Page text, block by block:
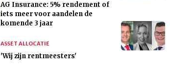
AG Insurance: 5% rendement of
iets meer voor aandelen de
komende 3 jaar
ASSET ALLOCATIE
'Wij zijn rentmeesters'